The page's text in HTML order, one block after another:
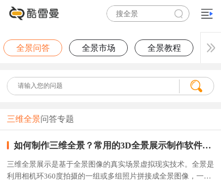
全景问答 全景市场 全景教程
三维全景问答专题
如何制作三维全景？常用的3D全景展示制作软件教程
三维全景展示是基于全景图像的真实场景虚拟现实技术。全景是
利用相机环360度拍摄的一组或多组照片拼接成全景图像，一般